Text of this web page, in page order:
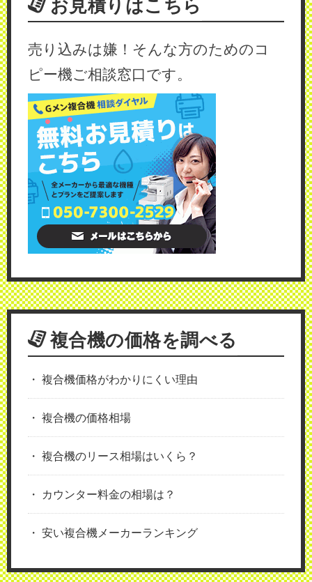
お見積りはこちら
売り込みは嫌！そんな方のためのコ
ピー機ご相談窓口です。
複合機の価格を調べる
複合機価格がわかりにくい理由
複合機の価格相場
複合機のリース相場はいくら？
カウンター料金の相場は？
安い複合機メーカーランキング